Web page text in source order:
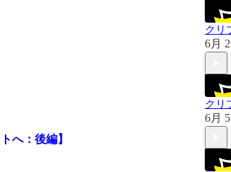
へ：後編】
クリ
6月
クリ
6月 5